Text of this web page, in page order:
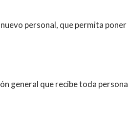
personal, que permita poner
general que recibe toda persona